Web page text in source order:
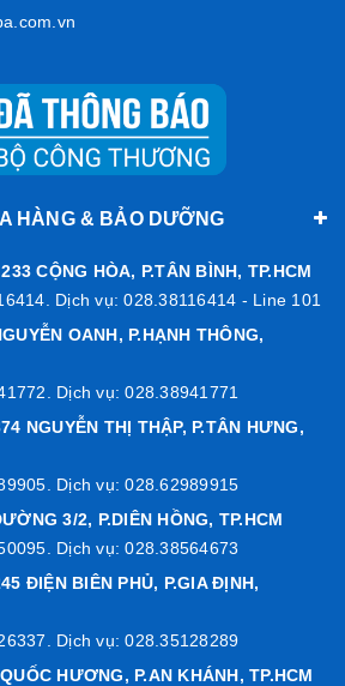
thiết kế bên ngoài dễ nhận thấy
thiết kế, khác biệt so với các dòng
dắc sơn tông màu xanh cùng tông
logo biểu tượng 80th và cũng
màu xe. Yên thay đổi màu da mang
tạo điểm nhất đặc trưng.
HÀNG & BẢO DƯỠNG
CỘNG HÒA, P.TÂN BÌNH, TP.HCM
Dịch vụ: 028.38116414 - Line 101
OANH, P.HẠNH THÔNG,
Dịch vụ: 028.38941771
NGUYỄN THỊ THẬP, P.TÂN HƯNG,
Dịch vụ: 028.62989915
3/2, P.DIÊN HỒNG, TP.HCM
Dịch vụ: 028.38564673
ĐIỆN BIÊN PHỦ, P.GIA ĐỊNH,
Dịch vụ: 028.35128289
HƯƠNG, P.AN KHÁNH, TP.HCM